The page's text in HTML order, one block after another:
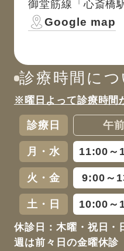
御堂筋線「心斎橋
Google map
診療時間につ
※曜日よって診療時間
診療日 午前
月・水 11:00～
火・金 9:00～
土・日 10:00～
休診日：木曜・祝日・
週は前々日の金曜休診